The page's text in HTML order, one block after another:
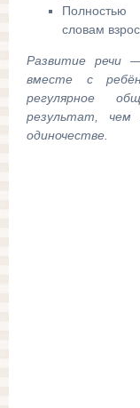
Полностью
словам
Развитие речи
вместе с
регулярное
результат, чем
одиночестве.